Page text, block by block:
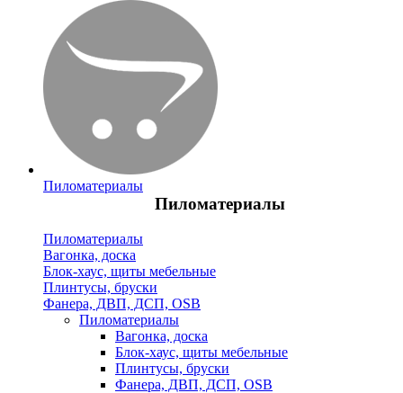
Пиломатериалы
Пиломатериалы
Пиломатериалы
Вагонка, доска
Блок-хаус, щиты мебельные
Плинтусы, бруски
Фанера, ДВП, ДСП, OSB
Пиломатериалы
Вагонка, доска
Блок-хаус, щиты мебельные
Плинтусы, бруски
Фанера, ДВП, ДСП, OSB